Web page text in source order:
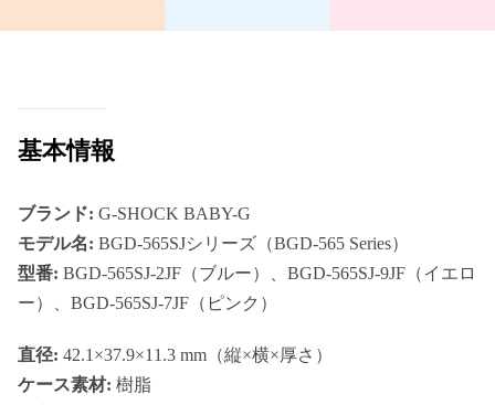
基本情報
ブランド: G-SHOCK BABY-G
モデル名: BGD-565SJシリーズ（BGD-565 Series）
型番: BGD-565SJ-2JF（ブルー）、BGD-565SJ-9JF（イエロ
ー）、BGD-565SJ-7JF（ピンク）
直径: 42.1×37.9×11.3 mm（縦×横×厚さ）
ケース素材: 樹脂